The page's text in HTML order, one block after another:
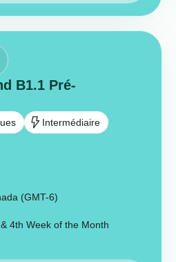
B1.1 Pré-
Intermédiaire
(GMT-6)
4th Week of the Month